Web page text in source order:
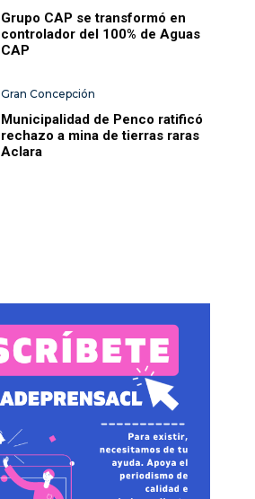
Grupo CAP se transformó en
controlador del 100% de Aguas
CAP
Gran Concepción
Municipalidad de Penco ratificó
rechazo a mina de tierras raras
Aclara